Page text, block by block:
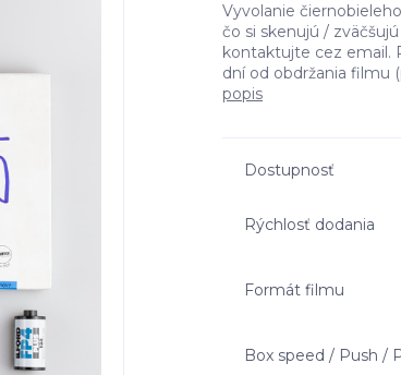
Vyvolanie
čo si skenujú /
kontaktujte cez email.
dní od obdržania filmu
popis
Dostupnosť
Rýchlosť dodania
Formát filmu
Box speed / Push /